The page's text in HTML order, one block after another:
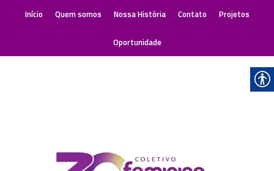
Início Quem somos Nossa História Contato Projetos
Oportunidade